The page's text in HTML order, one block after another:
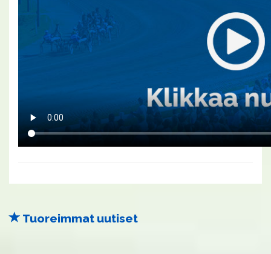
Tuoreimmat uutiset